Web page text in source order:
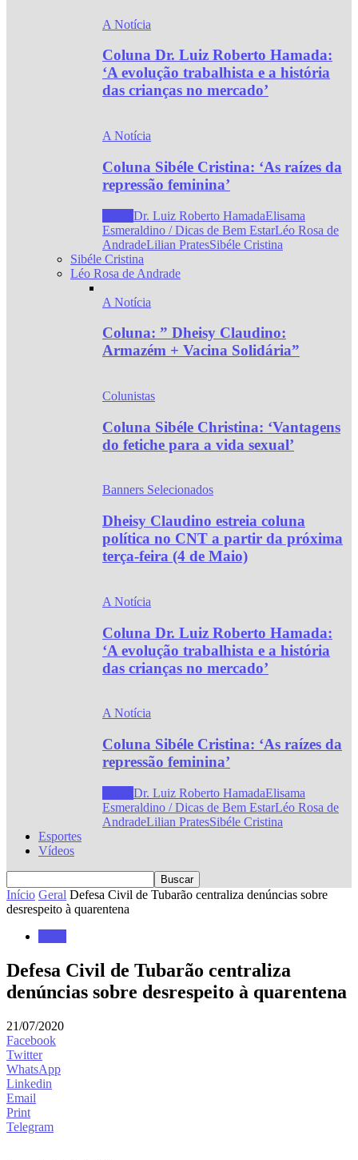
A Notícia
Coluna Dr. Luiz Roberto Hamada:
‘A evolução trabalhista e a história
das crianças no mercado’
A Notícia
Coluna Sibéle Cristina: ‘As raízes da
repressão feminina’
Dr. Luiz Roberto HamadaElisama
Esmeraldino / Dicas de Bem EstarLéo Rosa de
AndradeLilian PratesSibéle Cristina
Sibéle Cristina
Léo Rosa de Andrade
A Notícia
Coluna: ” Dheisy Claudino:
Armazém + Vacina Solidária”
Colunistas
Coluna Sibéle Christina: ‘Vantagens
do fetiche para a vida sexual’
Banners Selecionados
Dheisy Claudino estreia coluna
política no CNT a partir da próxima
terça-feira (4 de Maio)
A Notícia
Coluna Dr. Luiz Roberto Hamada:
‘A evolução trabalhista e a história
das crianças no mercado’
A Notícia
Coluna Sibéle Cristina: ‘As raízes da
repressão feminina’
Dr. Luiz Roberto HamadaElisama
Esmeraldino / Dicas de Bem EstarLéo Rosa de
AndradeLilian PratesSibéle Cristina
Esportes
Vídeos
Início Geral Defesa Civil de Tubarão centraliza denúncias sobre
desrespeito à quarentena
Defesa Civil de Tubarão centraliza
denúncias sobre desrespeito à quarentena
21/07/2020
Facebook
Twitter
WhatsApp
Linkedin
Email
Print
Telegram